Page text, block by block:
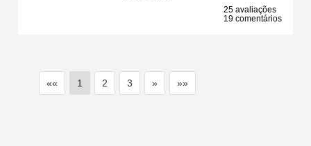
25 avaliações
19 comentários
«« 1 2 3 » »»